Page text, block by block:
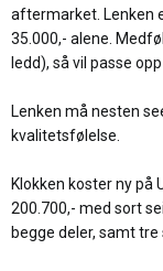
aftermarket. Lenken
35.000,- alene.
ledd), så vil passe
Lenken må nesten
kvalitetsfølelse.
Klokken koster ny på
200.700,- med sort
begge deler, samt tre